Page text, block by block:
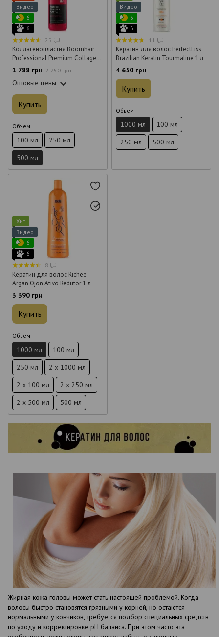
Видео
6
6
25
Коллагенопластия Boomhair
Professional Premium Collagen
Plastia для волос 500 мл
1 788 грн 2 750 грн
Оптовые цены
Купить
Объем
100 мл
250 мл
500 мл
Видео
6
6
11
Кератин для волос PerfectLiss
Brazilian Keratin Tourmaline 1 л
4 650 грн
Купить
Объем
1000 мл
100 мл
250 мл
500 мл
Хит
Видео
6
6
8
Кератин для волос Richee
Argan Ojon Ativo Redutor 1 л
3 390 грн
Купить
Объем
1000 мл
100 мл
250 мл
2 x 1000 мл
2 x 100 мл
2 x 250 мл
2 x 500 мл
500 мл
Жирная кожа головы может стать настоящей проблемой. Когда
волосы быстро становятся грязными у корней, но остаются
нормальными у кончиков, требуется подбор специальных средств
по уходу и корректировке pH баланса. При этом часто эта